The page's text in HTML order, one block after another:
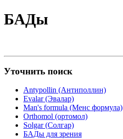
БАДы
Уточнить поиск
Antypollin (Антиполлин)
Evalar (Эвалар)
Man's formula (Менс формула)
Orthomol (ортомол)
Solgar (Солгар)
БАДы для зрения